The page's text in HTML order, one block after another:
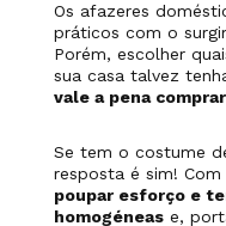
Os afazeres
práticos com o
Porém, escolher
sua casa talvez
vale a pena
Se tem o costume
resposta é sim!
poupar esforço e
homogénease,